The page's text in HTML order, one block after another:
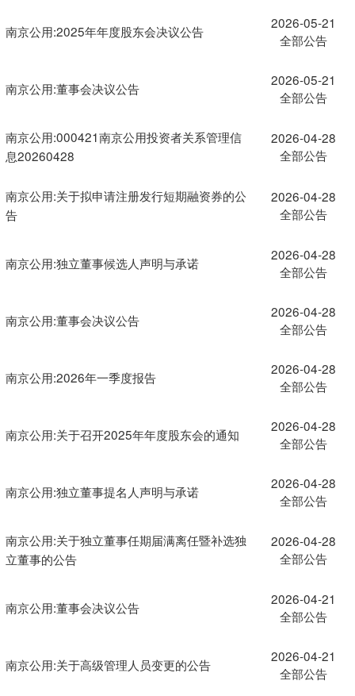
南京公用:2025年年度股东会决议公告
2026-05-21
全部公告
南京公用:董事会决议公告
2026-05-21
全部公告
南京公用:000421南京公用投资者关系管理信
息20260428
2026-04-28
全部公告
南京公用:关于拟申请注册发行短期融资券的公
告
2026-04-28
全部公告
南京公用:独立董事候选人声明与承诺
2026-04-28
全部公告
南京公用:董事会决议公告
2026-04-28
全部公告
南京公用:2026年一季度报告
2026-04-28
全部公告
南京公用:关于召开2025年年度股东会的通知
2026-04-28
全部公告
南京公用:独立董事提名人声明与承诺
2026-04-28
全部公告
南京公用:关于独立董事任期届满离任暨补选独
立董事的公告
2026-04-28
全部公告
南京公用:董事会决议公告
2026-04-21
全部公告
南京公用:关于高级管理人员变更的公告
2026-04-21
全部公告